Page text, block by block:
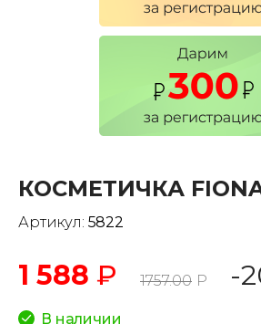
КОСМЕТИЧКА
Артикул: 5822
1 588 ₽ 1757.00 Р -
В наличии